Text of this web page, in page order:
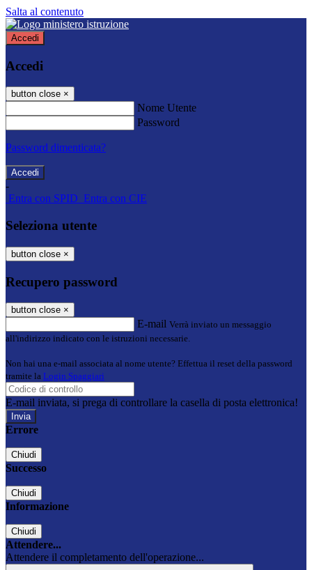
Salta al contenuto
Accedi
Accedi
button close ×
Nome Utente
Password
Password dimenticata?
-
Entra con SPID Entra con CIE
Seleziona utente
button close ×
Recupero password
button close ×
E-mail Verrà inviato un messaggio
all'indirizzo indicato con le istruzioni necessarie.
Non hai una e-mail associata al nome utente? Effettua il reset della password
tramite la Login Spaggiari
E-mail inviata, si prega di controllare la casella di posta elettronica!
Errore
Chiudi
Successo
Chiudi
Informazione
Chiudi
Attendere...
Attendere il completamento dell'operazione...